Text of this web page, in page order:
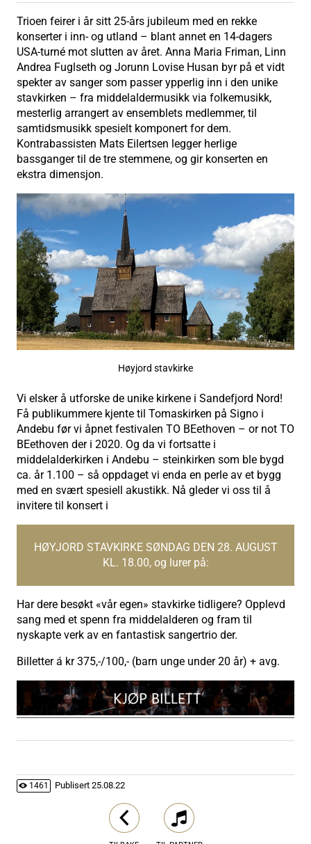
Trioen feirer i år sitt 25-års jubileum med en rekke
konserter i inn- og utland – blant annet en 14-dagers
USA-turné mot slutten av året. Anna Maria Friman, Linn
Andrea Fuglseth og Jorunn Lovise Husan byr på et vidt
spekter av sanger som passer ypperlig inn i den unike
stavkirken – fra middelaldermusikk via folkemusikk,
mesterlig arrangert av ensemblets medlemmer, til
samtidsmusikk spesielt komponert for dem.
Kontrabassisten Mats Eilertsen legger herlige
bassganger til de tre stemmene, og gir konserten en
ekstra dimensjon.
Høyjord stavkirke
Vi elsker å utforske de unike kirkene i Sandefjord Nord!
Få publikummere kjente til Tomaskirken på Signo i
Andebu før vi åpnet festivalen TO BEethoven – or not TO
BEethoven der i 2020. Og da vi fortsatte i
middelalderkirken i Andebu – steinkirken som ble bygd
ca. år 1.100 – så oppdaget vi enda en perle av et bygg
med en svært spesiell akustikk. Nå gleder vi oss til å
invitere til konsert i
HØYJORD STAVKIRKE SØNDAG DEN 28. AUGUST
KL. 18.00, og lurer på:
Har dere besøkt «vår egen» stavkirke tidligere? Opplevd
sang med et spenn fra middelalderen og fram til
nyskapte verk av en fantastisk sangertrio der.
Billetter á kr 375,-/100,- (barn unge under 20 år) + avg.
1461 Publisert 25.08.22